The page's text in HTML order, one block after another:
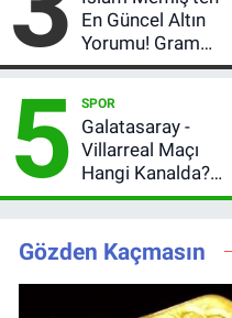
En Güncel Altın
Yorumu! Gram
Altın İçin 6.350 TL
Beklentisi
Değişmedi
5 SPOR
Galatasaray -
Villarreal Maçı
Hangi Kanalda?
Hazırlık Maçı Ne
Kaçta, Nereden
İzlenir?
Gözden Kaçmasın